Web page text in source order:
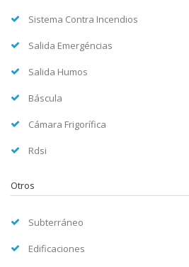
Sistema Contra Incendios
Salida Emergéncias
Salida Humos
Báscula
Cámara Frigorífica
Rdsi
Otros
Subterráneo
Edificaciones